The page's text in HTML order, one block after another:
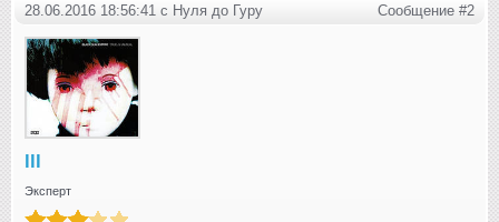
28.06.2016 18:56:41 с Нуля до Гуру
Сообщение #2
lll
Эксперт